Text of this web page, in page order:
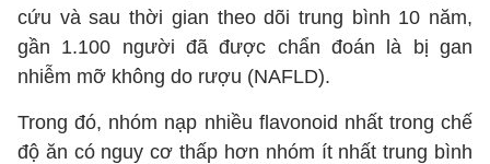
cứu và sau thời gian theo dõi trung bình 10 năm,
gần 1.100 người đã được chẩn đoán là bị gan
nhiễm mỡ không do rượu (NAFLD).
Trong đó, nhóm nạp nhiều flavonoid nhất trong chế
độ ăn có nguy cơ thấp hơn nhóm ít nhất trung bình